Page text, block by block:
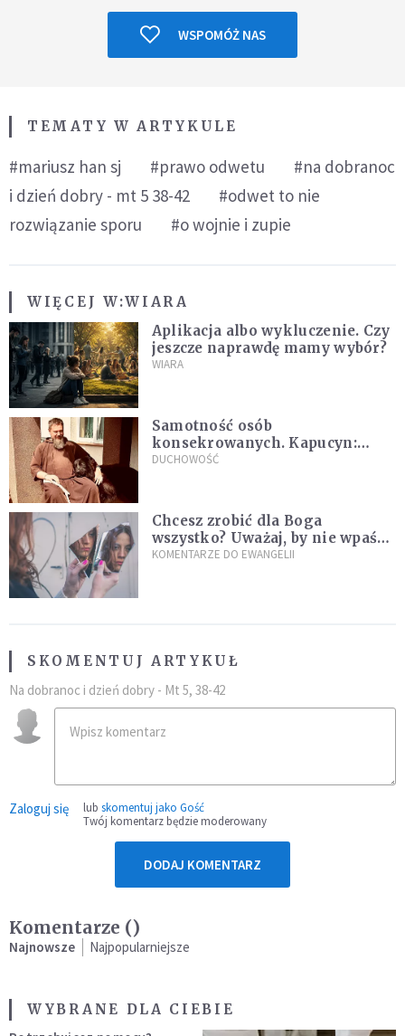
WSPOMÓŻ NAS
TEMATY W ARTYKULE
#mariusz han sj #prawo odwetu
#na dobranoc
i dzień dobry - mt 5 38-42
#odwet to nie
rozwiązanie sporu
#o wojnie i zupie
WIĘCEJ W:WIARA
Aplikacja albo wykluczenie. Czy
jeszcze naprawdę mamy wybór?
WIARA
Samotność osób
konsekrowanych. Kapucyn:
Życie w pojedynkę rzadko jest
DUCHOWOŚĆ
Chcesz zrobić dla Boga
wszystko? Uważaj, by nie wpaść
w groźną pułapkę
KOMENTARZE DO EWANGELII
SKOMENTUJ ARTYKUŁ
Na dobranoc i dzień dobry - Mt 5, 38-42
Zaloguj się lub skomentuj jako Gość
Twój komentarz będzie moderowany
DODAJ KOMENTARZ
Komentarze ()
Najnowsze Najpopularniejsze
WYBRANE DLA CIEBIE